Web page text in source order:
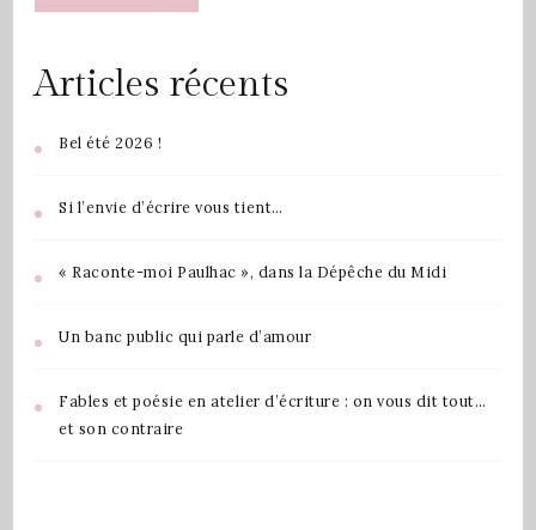
Articles récents
Bel été 2026 !
Si l’envie d’écrire vous tient…
« Raconte-moi Paulhac », dans la Dépêche du Midi
Un banc public qui parle d’amour
Fables et poésie en atelier d’écriture : on vous dit tout…
et son contraire